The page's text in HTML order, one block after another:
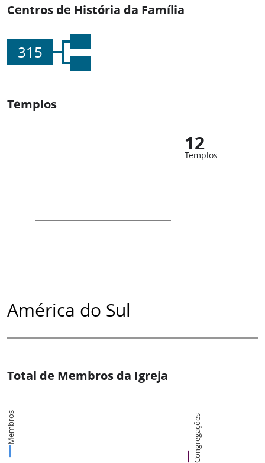
Centros de História da Família
315
Templos
12
Templos
América do Sul
Total de Membros da Igreja
Membros Congregações